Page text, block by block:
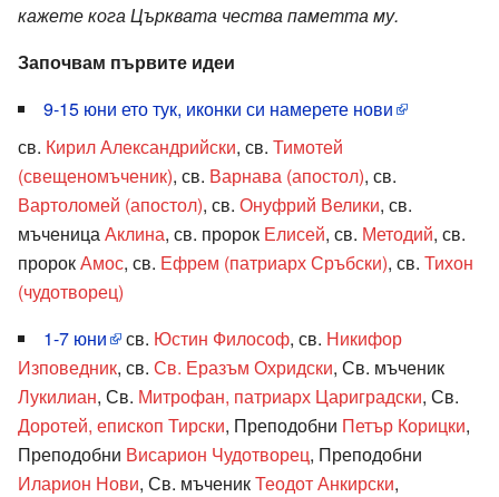
кажете кога Църквата чества паметта му.
Започвам първите идеи
9-15 юни ето тук, иконки си намерете нови
св. Кирил Александрийски, св. Тимотей
(свещеномъченик), св. Варнава (апостол), св.
Вартоломей (апостол), св. Онуфрий Велики, св.
мъченица Аклина, св. пророк Елисей, св. Методий, св.
пророкАмос, св. Ефрем (патриарх Сръбски), св. Тихон
(чудотворец)
1-7 юни
св. Юстин Философ, св. Никифор
Изповедник, св. Св. Еразъм Охридски, Св. мъченик
Лукилиан, Св. Митрофан, патриарх Цариградски, Св.
Доротей, епископ Тирски, Преподобни Петър Корицки,
Преподобни Висарион Чудотворец, Преподобни
Иларион Нови, Св. мъченикТеодот Анкирски,